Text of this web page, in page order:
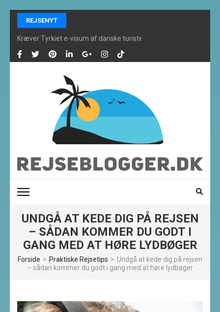
Skip
content
(Press
Enter)
REJSENYT
Kræver Tyrkiet e-visum af danske turister i 2025?
REJSEBLOGGER ONLINE
UNDGÅ AT KEDE DIG PÅ REJSEN
– SÅDAN KOMMER DU GODT I
GANG MED AT HØRE LYDBØGER
Forside > Praktiske Rejsetips > Undgå at kede dig på rejsen
– sådan kommer du godt i gang med at høre lydbøger